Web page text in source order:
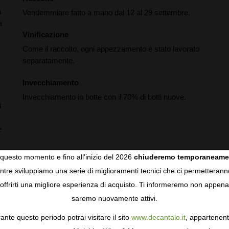
Vendemmiare fatto a mano dal 12 al 29 settembre.
Vinificazione
Come il raccolto, ogni appezzamento è stato lavorato
separatamente.
Invecchiamento
Invecchiamento in botte con il 70% di botti nuove.
COOKIES
come i cookie per personalizzare e mejorar la tua
sulla privacy
per saperne di più, o gestisci le tue
Consenso.
momento e fino all'inizio del 2026 chiuderemo
sviluppiamo una serie di miglioramenti tecnici che ci
offrirti una migliore esperienza di acquisto. Ti informeremo non appena
saremo nuovamente attivi.
questo periodo potrai visitare il sito www.decantalo.it,